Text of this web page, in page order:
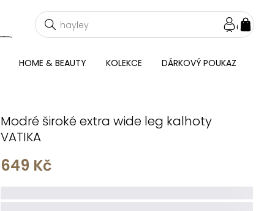
HOME & BEAUTY KOLEKCE DÁRKOVÝ POUKAZ
Modré široké extra wide leg kalhoty
VATIKA
649 Kč